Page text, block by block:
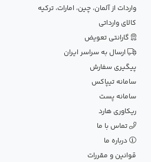
واردات از آلمان، چین، امارات، ترکیه
کالای وارداتی
گارانتی تعویض
ارسال به سراسر ایران
پیگیری سفارش
سامانه تیپاکس
سامانه پست
ریکاوری هارد
تماس با ما
درباره ما
قوانین و مقررات